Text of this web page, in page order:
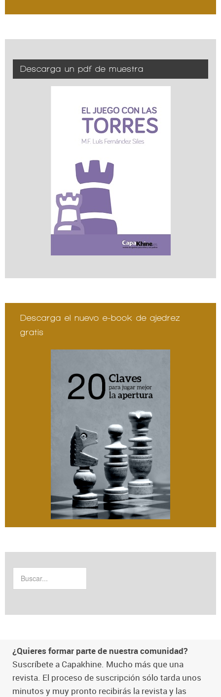
Descarga un pdf de muestra
Descarga el nuevo e-book de ajedrez
gratis
¿Quieres formar parte de nuestra comunidad?
Suscríbete a Capakhine. Mucho más que una
revista. El proceso de suscripción sólo tarda unos
minutos y muy pronto recibirás la revista y las